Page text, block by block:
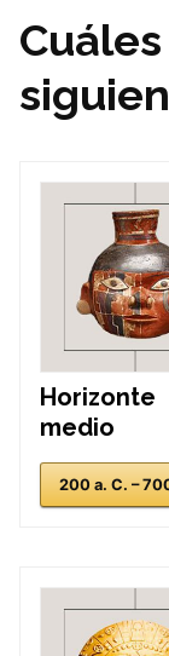
Horizonte
medio
200 a. C. –